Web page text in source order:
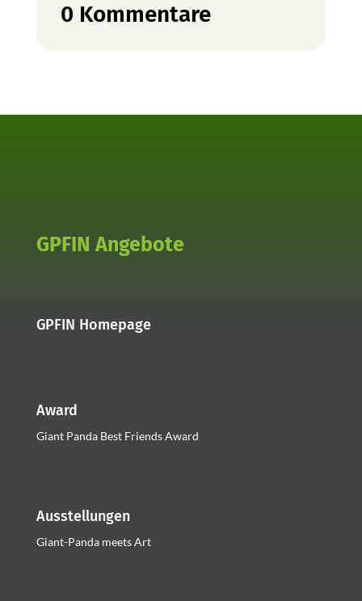
0 Kommentare
GPFIN Angebote
GPFIN Homepage
Award
Giant Panda Best Friends Award
Ausstellungen
Giant-Panda meets Art